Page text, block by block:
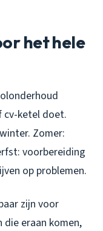
het hele
cv-ketel doet.
Zomer:
voorbereiding
op problemen.
zijn voor
eraan komen,